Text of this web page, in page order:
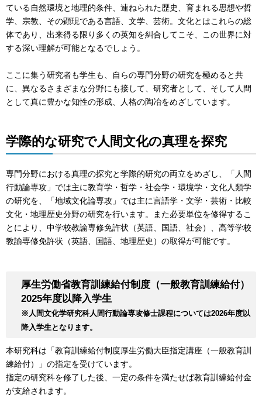
ている自然環境と地理的条件、連ねられた歴史、育まれる思想や哲
学、宗教、その顕現である言語、文学、芸術。文化とはこれらの総
体であり、出来得る限り多くの英知を糾合してこそ、この世界に対
する深い理解が可能となるでしょう。
ここに集う研究者も学生も、自らの専門分野の研究を極めると共
に、異なるさまざまな分野にも接して、研究者として、そして人間
として真に豊かな知性の形成、人格の陶冶をめざしています。
学際的な研究で人間文化の真理を探究
専門分野における真理の探究と学際的研究の両立をめざし、「人間
行動論専攻」では主に教育学・哲学・社会学・環境学・文化人類学
の研究を、「地域文化論専攻」では主に言語学・文学・芸術・比較
文化・地理歴史分野の研究を行います。また必要単位を修得するこ
とにより、中学校教諭専修免許状（英語、国語、社会）、高等学校
教諭専修免許状（英語、国語、地理歴史）の取得が可能です。
厚生労働省教育訓練給付制度（一般教育訓練給付）
2025年度以降入学生
※人間文化学研究科人間行動論専攻修士課程については2026年度以
降入学生となります。
本研究科は「教育訓練給付制度厚生労働大臣指定講座（一般教育訓
練給付）」の指定を受けています。
指定の研究科を修了した後、一定の条件を満たせば教育訓練給付金
が支給されます。